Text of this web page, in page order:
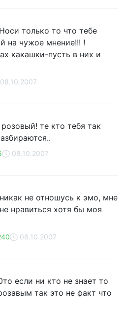
только то что тебе
на чужое мнение!!! !
какашки-пусть в них и
08.10.2007
те кто тебя так
08.10.2007
не отношусь к эмо, мне
нравиться хотя бы моя
08.10.2007
если ни кто не знает то
так это не факт что